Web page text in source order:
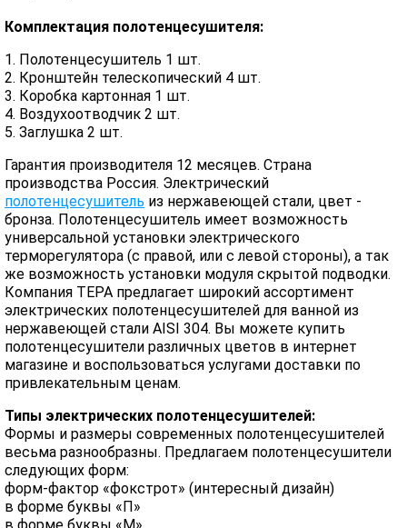
Комплектация полотенцесушителя:
1. Полотенцесушитель 1 шт.
2. Кронштейн телескопический 4 шт.
3. Коробка картонная 1 шт.
4. Воздухоотводчик 2 шт.
5. Заглушка 2 шт.
Гарантия производителя 12 месяцев. Страна
производства Россия. Электрический
полотенцесушитель из нержавеющей стали, цвет -
бронза. Полотенцесушитель имеет возможность
универсальной установки электрического
терморегулятора (с правой, или с левой стороны), а так
же возможность установки модуля скрытой подводки.
Компания ТЕРА предлагает широкий ассортимент
электрических полотенцесушителей для ванной из
нержавеющей стали AISI 304. Вы можете купить
полотенцесушители различных цветов в интернет
магазине и воспользоваться услугами доставки по
привлекательным ценам.
Типы электрических полотенцесушителей:
Формы и размеры современных полотенцесушителей
весьма разнообразны. Предлагаем полотенцесушители
следующих форм:
форм-фактор «фокстрот» (интересный дизайн)
в форме буквы «П»